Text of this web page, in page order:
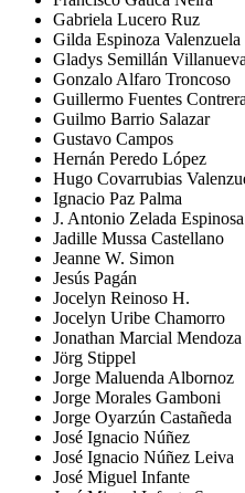
Gabriela Lucero Ruz
Gilda Espinoza Valenzuela
Gladys Semillán Villanueva
Gonzalo Alfaro Troncoso
Guillermo Fuentes
Guilmo Barrio Salazar
Gustavo Campos
Hernán Peredo López
Hugo Covarrubias
Ignacio Paz Palma
J. Antonio Zelada Espinosa
Jadille Mussa Castellano
Jeanne W. Simon
Jesús Pagán
Jocelyn Reinoso H.
Jocelyn Uribe Chamorro
Jonathan Marcial Mendoza
Jörg Stippel
Jorge Maluenda Albornoz
Jorge Morales Gamboni
Jorge Oyarzún Castañeda
José Ignacio Núñez
José Ignacio Núñez Leiva
José Miguel Infante